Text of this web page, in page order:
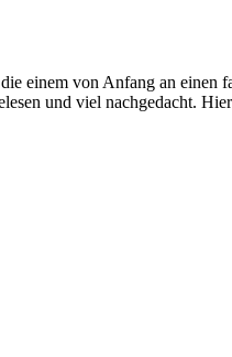
einem von Anfang an einen
und viel nachgedacht.